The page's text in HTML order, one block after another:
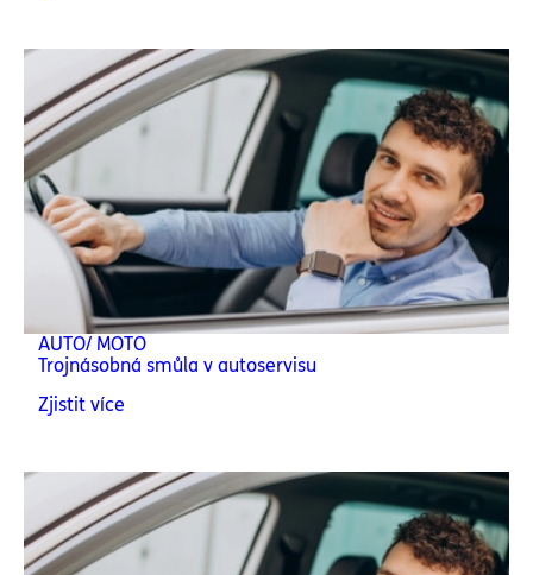
AUTO/ MOTO
Trojnásobná smůla v autoservisu
Zjistit více